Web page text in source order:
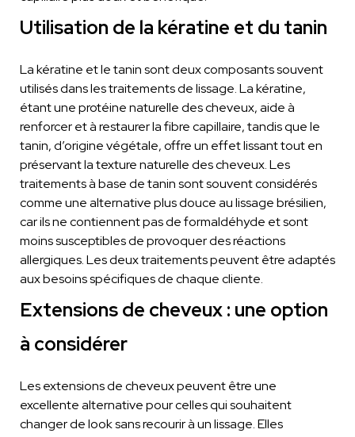
Utilisation de la kératine et du tanin
La kératine et le tanin sont deux composants souvent
utilisés dans les traitements de lissage. La kératine,
étant une protéine naturelle des cheveux, aide à
renforcer et à restaurer la fibre capillaire, tandis que le
tanin, d’origine végétale, offre un effet lissant tout en
préservant la texture naturelle des cheveux. Les
traitements à base de tanin sont souvent considérés
comme une alternative plus douce au lissage brésilien,
car ils ne contiennent pas de formaldéhyde et sont
moins susceptibles de provoquer des réactions
allergiques. Les deux traitements peuvent être adaptés
aux besoins spécifiques de chaque cliente.
Extensions de cheveux : une option
à considérer
Les extensions de cheveux peuvent être une
excellente alternative pour celles qui souhaitent
changer de look sans recourir à un lissage. Elles